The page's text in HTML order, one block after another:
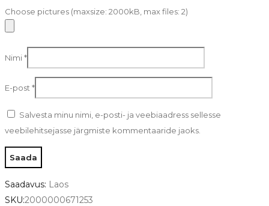
Choose pictures (maxsize: 2000kB, max files: 2)
Nimi*
E-post *
Salvesta minu nimi, e-posti- ja veebiaadress sellesse
veebilehitsejasse järgmiste kommentaaride jaoks.
Saadavus: Laos
SKU:2000000671253